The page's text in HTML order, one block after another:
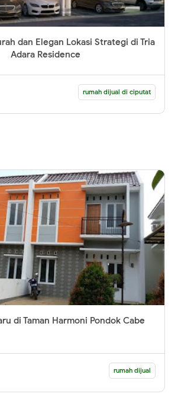
dan Elegan Lokasi Strategi di Tria
Adara Residence
rumah dijual di ciputat
di Taman Harmoni Pondok Cabe
rumah dijual